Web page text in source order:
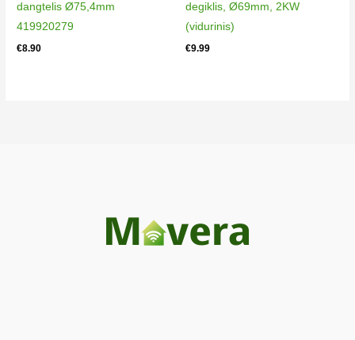
dangtelis Ø75,4mm
419920279
€8.90
degiklis, Ø69mm, 2KW
(vidurinis)
€9.99